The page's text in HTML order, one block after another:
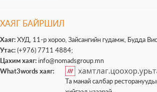
ХАЯГ БАЙРШИЛ
Хаяг:ХУД, 11-р хороо, Зайсангийн гудамж, Будда
Утас:(+976) 7711 4884;
Цахим хаяг:info@nomadsgroup.mn
What3words хаяг:
Та манай салбар